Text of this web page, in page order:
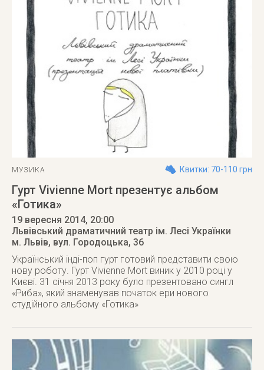
МУЗИКА Квитки: 70-110 грн
Гурт Vivienne Mort презентує альбом
«Готика»
19 вересня 2014, 20:00
Львівський драматичний театр ім. Лесі Українки
м. Львів, вул. Городоцька, 36
Український інді-поп гурт готовий представити свою
нову роботу. Гурт Vivienne Mort виник у 2010 році у
Києві. 31 січня 2013 року було презентовано сингл
«Риба», який знаменував початок ери нового
студійного альбому «Готика»